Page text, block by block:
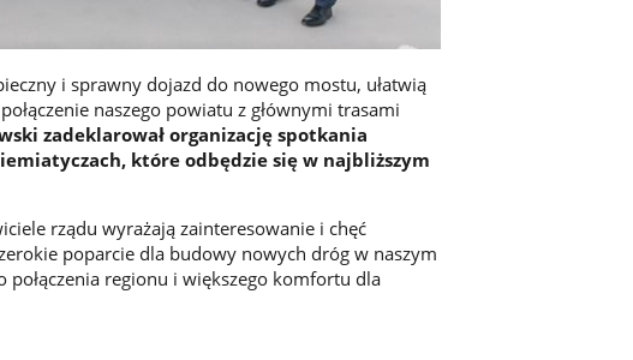
i sprawny dojazd do nowego mostu, ułatwią
naszego powiatu z głównymi trasami
zadeklarował organizację spotkania
które odbędzie się w najbliższym
rządu wyrażają zainteresowanie i chęć
poparcie dla budowy nowych dróg w naszym
regionu i większego komfortu dla